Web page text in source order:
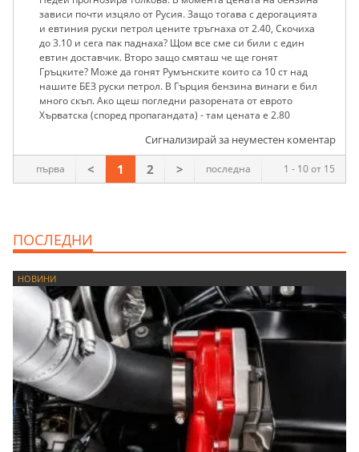
зависи почти изцяло от Русия. Защо тогава с дерогацията
и евтиния руски петрол цените тръгнаха от 2.40, Скочиха
до 3.10 и сега пак паднаха? Щом все сме си били с един
евтин доставчик. Второ защо смяташ че ще гонят
Гръцките? Може да гонят Румънските които са 10 ст над
нашите БЕЗ руски петрол. В Гърция бензина винаги е бил
много скъп. Ако щеш погледни разорената от еврото
Хърватска (според пропагандата) - там цената е 2.80
Сигнализирай за неуместен коментар
1 - 10 от 15
първа < 1 2 > последна
ПОСЛЕДНИ
НОВИНИ